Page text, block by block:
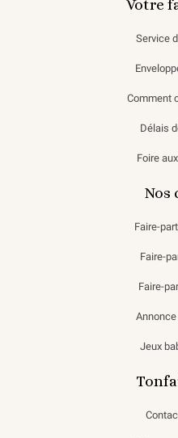
Votre
Service
Comment
Délais
Foire
Nos
Faire-
Faire-
Faire-
Jeux